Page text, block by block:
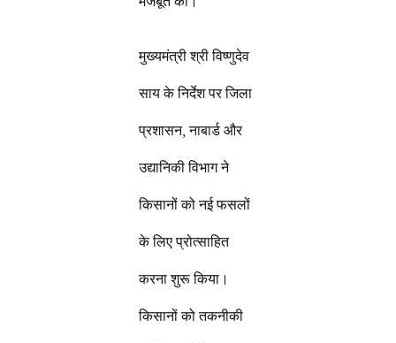
मुख्यमंत्री श्री विष्णुदेव
साय के निर्देश पर जिला
प्रशासन, नाबार्ड और
उद्यानिकी विभाग ने
किसानों को नई फसलों
के लिए प्रोत्साहित
करना शुरू किया।
किसानों को तकनीकी